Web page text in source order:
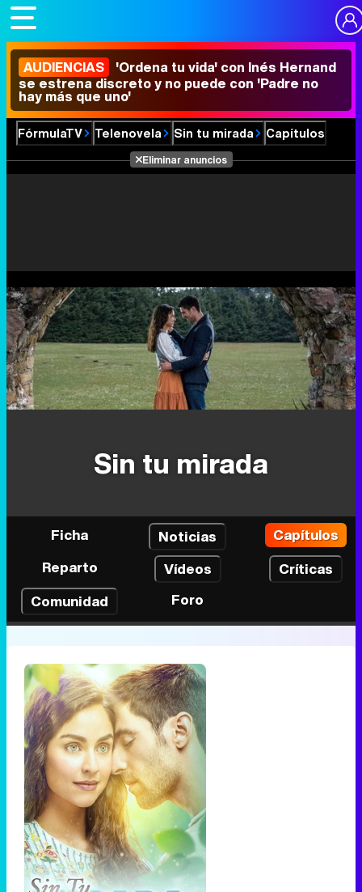
AUDIENCIAS 'Ordena tu vida' con Inés Hernand
se estrena discreto y no puede con 'Padre no
hay más que uno'
FórmulaTV Telenovela Sin tu mirada Capítulos
Eliminar anuncios
Sin tu mirada
Ficha Noticias
Capítulos
Reparto
Vídeos
Críticas
Comunidad
Foro